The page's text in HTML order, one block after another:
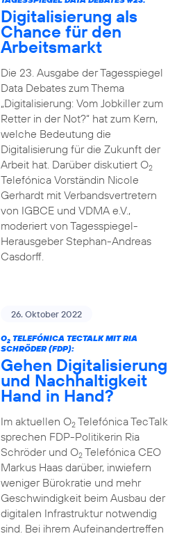
Digitalisierung als
Chance für den
Arbeitsmarkt
Die 23. Ausgabe der Tagesspiegel
Data Debates zum Thema
„Digitalisierung: Vom Jobkiller zum
Retter in der Not?“ hat zum Kern,
welche Bedeutung die
Digitalisierung für die Zukunft der
Arbeit hat. Darüber diskutiert O2
Telefónica Vorständin Nicole
Gerhardt mit Verbandsvertretern
von IGBCE und VDMA e.V.,
moderiert von Tagesspiegel-
Herausgeber Stephan-Andreas
Casdorff.
26. Oktober 2022
O2TELEFÓNICA TECTALK MIT RIA
SCHRÖDER (FDP):
Gehen Digitalisierung
und Nachhaltigkeit
Hand in Hand?
Im aktuellen O2Telefónica TecTalk
sprechen FDP-Politikerin Ria
Schröder und O2Telefónica CEO
Markus Haas darüber, inwiefern
weniger Bürokratie und mehr
Geschwindigkeit beim Ausbau der
digitalen Infrastruktur notwendig
sind. Bei ihrem Aufeinandertreffen